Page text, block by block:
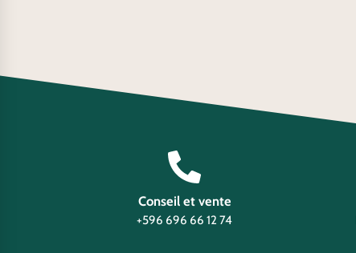
Conseil et vente
+596 696 66 12 74